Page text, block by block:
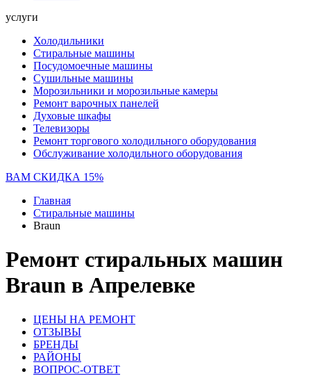
услуги
Холодильники
Стиральные машины
Посудомоечные машины
Сушильные машины
Морозильники и морозильные камеры
Ремонт варочных панелей
Духовые шкафы
Телевизоры
Ремонт торгового холодильного оборудования
Обслуживание холодильного оборудования
ВАМ СКИДКА 15%
Главная
Стиральные машины
Braun
Ремонт стиральных машин
Braun в Апрелевке
ЦЕНЫ НА РЕМОНТ
ОТЗЫВЫ
БРЕНДЫ
РАЙОНЫ
ВОПРОС-ОТВЕТ